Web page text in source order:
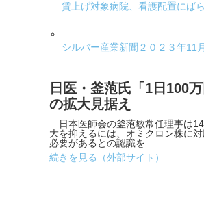
賃上げ対象病院、看護配置にば
シルバー産業新聞２０２３年11
日医・釜萢氏「1日100
の拡大見据え
日本医師会の釜萢敏常任理事は
大を抑えるには、オミクロン株に
必要があるとの認識を…
続きを見る（外部サイト）